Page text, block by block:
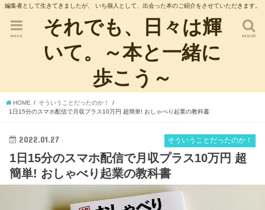
編集者として生きてきましたが、 いち個人として、出会った本のご紹介をさせていただきます。
それでも、日々は輝
いて。～本と一緒に
歩こう～
search
menu
HOME
そういうことだったのか！
1日15分のスマホ配信で月収プラス10万円 超簡単! おしゃべり起業の教科書
そういうことだったのか！
2022.01.27
1日15分のスマホ配信で月収プラス10万円 超
簡単! おしゃべり起業の教科書